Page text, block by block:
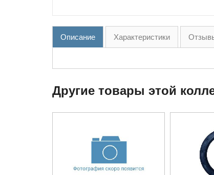
Описание Характеристики
Другие товары этой